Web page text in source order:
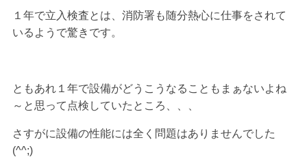
１年で立入検査とは、消防署も随分熱心に仕事をされて
いるようで驚きです。
ともあれ１年で設備がどうこうなることもまぁないよね
～と思って点検していたところ、、、
さすがに設備の性能には全く問題はありませんでした
(^^;)